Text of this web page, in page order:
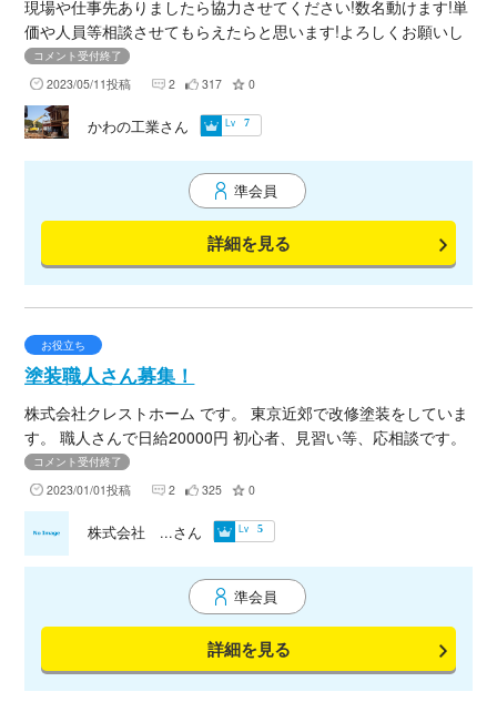
現場や仕事先ありましたら協力させてください!数名動けます!単
価や人員等相談させてもらえたらと思います!よろしくお願いし
ます
コメント受付終了
2023/05/11投稿 2 317 0
準会員
詳細を見る
かわの工業さん Lv 7
お役立ち
塗装職人さん募集！
株式会社クレストホーム です。 東京近郊で改修塗装をしていま
す。 職人さんで日給20000円 初心者、見習い等、応相談です。
1日のノルマこなして早上がりしましょう。
コメント受付終了
2023/01/01投稿 2 325 0
準会員
詳細を見る
株式会社 ...さん Lv 5